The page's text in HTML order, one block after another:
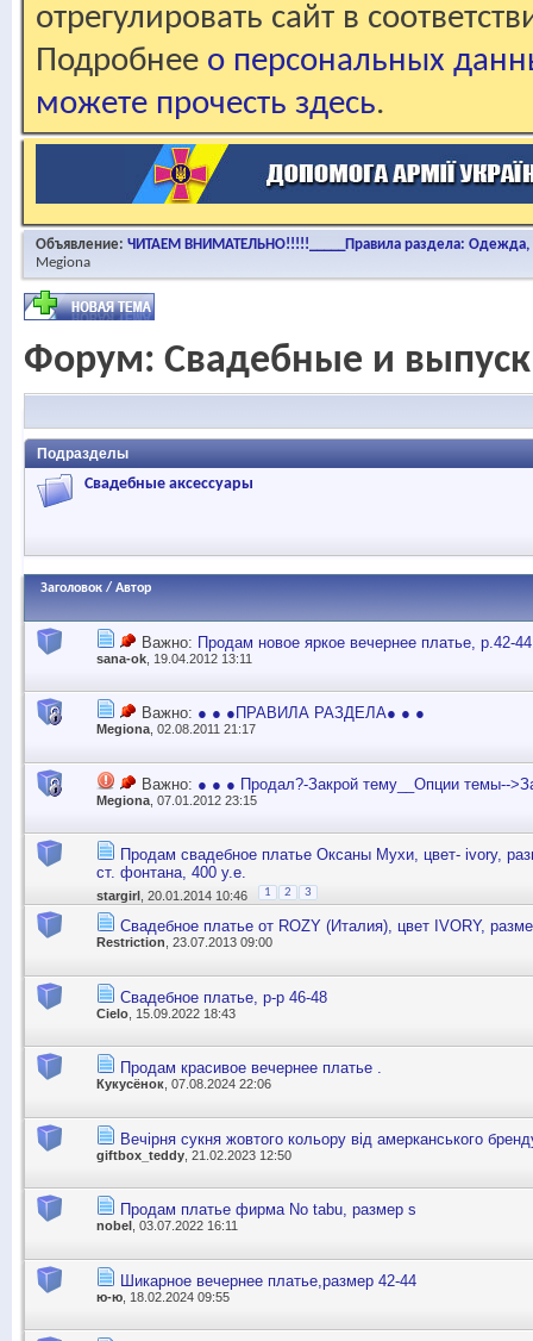
отрегулировать сайт в
Подробнее о персональных
можете прочесть здесь.
Объявление: ЧИТАЕМ ВНИМАТЕЛЬНО!!!!!_____Правила раздела: Одежда,
Megiona
Форум: Свадебные и
Подразделы
Свадебные аксессуары
Заголовок / Автор
Важно: Продам новое яркое вечернее платье, р.42-
sana-ok , 19.04.2012 13:11
Важно: ● ● ●ПРАВИЛА РАЗДЕЛА● ● ●
Megiona, 02.08.2011 21:17
Важно: ● ● ● Продал?-Закрой тему__Опции темы--
Megiona , 07.01.2012 23:15
Продам свадебное платье Оксаны Мухи, цвет- ivory,
ст. фонтана, 400 у.е.
stargirl , 20.01.2014 10:46 1 2 3
Свадебное платье от ROZY (Италия), цвет IVORY,
Restriction , 23.07.2013 09:00
Свадебное платье, р-р 46-48
Cielo , 15.09.2022 18:43
Продам красивое вечернее платье .
Кукусёнок , 07.08.2024 22:06
Вечірня сукня жовтого кольору від амерканського
giftbox_teddy , 21.02.2023 12:50
Продам платье фирма No tabu, размер s
nobel , 03.07.2022 16:11
Шикарное вечернее платье,размер 42-44
ю-ю , 18.02.2024 09:55